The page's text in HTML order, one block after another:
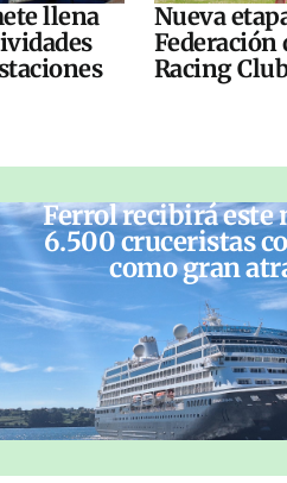
llena
Nueva
Federación
Racing
Ferrol recibirá este
6.500 cruceristas
como gran